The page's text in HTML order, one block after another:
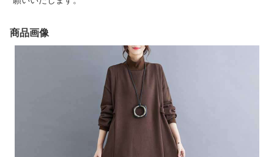
商品画像